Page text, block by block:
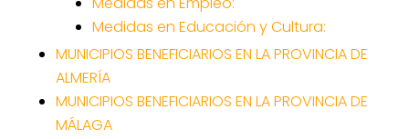
Medidas en Educación y Cultura:
MUNICIPIOS BENEFICIARIOS EN LA PROVINCIA DE
ALMERÍA
MUNICIPIOS BENEFICIARIOS EN LA PROVINCIA DE
MÁLAGA